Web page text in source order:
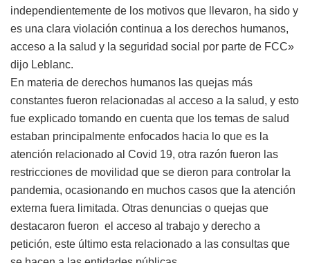
independientemente de los motivos que llevaron, ha sido y
es una clara violación continua a los derechos humanos,
acceso a la salud y la seguridad social por parte de FCC»
dijo Leblanc.
En materia de derechos humanos las quejas más
constantes fueron relacionadas al acceso a la salud, y esto
fue explicado tomando en cuenta que los temas de salud
estaban principalmente enfocados hacia lo que es la
atención relacionado al Covid 19, otra razón fueron las
restricciones de movilidad que se dieron para controlar la
pandemia, ocasionando en muchos casos que la atención
externa fuera limitada. Otras denuncias o quejas que
destacaron fueron el acceso al trabajo y derecho a
petición, este último esta relacionado a las consultas que